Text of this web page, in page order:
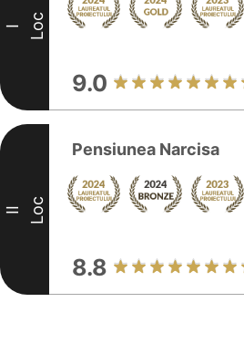
I Loc
9.0
II Loc
Pensiunea Narcisa
8.8